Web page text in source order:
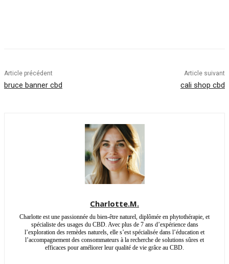
Article précédent
bruce banner cbd
Article suivant
cali shop cbd
Charlotte.M.
Charlotte est une passionnée du bien-être naturel, diplômée en phytothérapie, et
spécialiste des usages du CBD. Avec plus de 7 ans d’expérience dans
l’exploration des remèdes naturels, elle s’est spécialisée dans l’éducation et
l’accompagnement des consommateurs à la recherche de solutions sûres et
efficaces pour améliorer leur qualité de vie grâce au CBD.